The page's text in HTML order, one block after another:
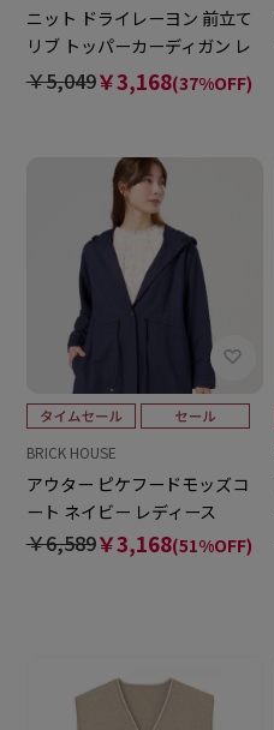
ニット ドライレーヨン 前立て
リブ トッパーカーディガン レ
ディース
￥5,049￥3,168(37%OFF)
BRICK HOUSE
アウター ピケフードモッズコ
ート ネイビー レディース
￥6,589￥3,168(51%OFF)